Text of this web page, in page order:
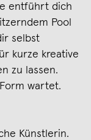
entführt dich
Pool
selbst
kurze kreative
zu lassen.
wartet.
Künstlerin.